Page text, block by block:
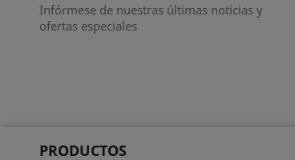
Infórmese de nuestras últimas noticias y
ofertas especiales
PRODUCTOS